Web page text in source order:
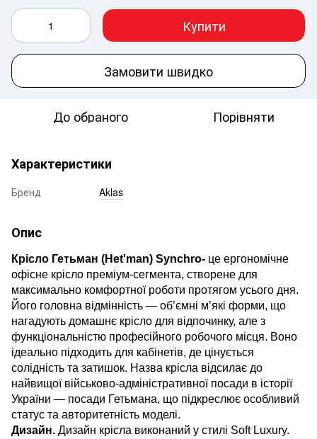
Купити
Замовити швидко
До обраного Порівняти
Характеристики
Бренд Aklas
Опис
Крісло Гетьман (Hetʹman) Synchro- це ергономічне
офісне крісло преміум-сегмента, створене для
максимально комфортної роботи протягом усього дня.
Його головна відмінність — об’ємні м’які форми, що
нагадують домашнє крісло для відпочинку, але з
функціональністю професійного робочого місця. Воно
ідеально підходить для кабінетів, де цінується
солідність та затишок. Назва крісла відсилає до
найвищої військово-адміністративної посади в історії
України — посади Гетьмана, що підкреслює особливий
статус та авторитетність моделі.
Дизайн. Дизайн крісла виконаний у стилі Soft Luxury.